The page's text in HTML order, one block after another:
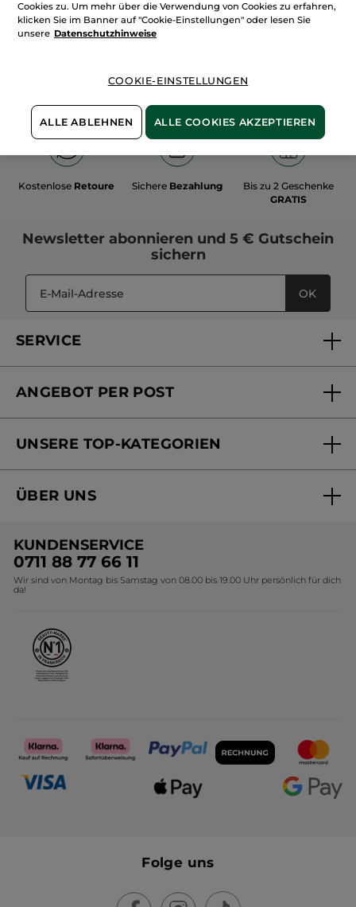
Mehr entdecken
Kostenlose Retoure Sichere Bezahlung
Bis zu 2 Geschenke
GRATIS
Newsletter abonnieren und 5 € Gutschein
sichern
OK
SERVICE
Mein Konto
Online Preisliste
ANGEBOT PER POST
Versandhandel Preisliste
UNSERE TOP-KATEGORIEN
Black Friday Yves Rocher
Geschenkideen Yves Rocher
Kollektion Monoi Yves Rocher
ÜBER UNS
Umweltstiftung YR
Affiliate Programm
KUNDENSERVICE
0711 88 77 66 11
Wir sind von Montag bis Samstag von 08.00 bis 19.00 Uhr persönlich für dich
da!
Folge uns
Cookies zu. Um mehr über die Verwendung von Cookies zu erfahren,
klicken Sie im Banner auf "Cookie-Einstellungen" oder lesen Sie
unsere Datenschutzhinweise
COOKIE-EINSTELLUNGEN
ALLE ABLEHNEN ALLE COOKIES AKZEPTIEREN